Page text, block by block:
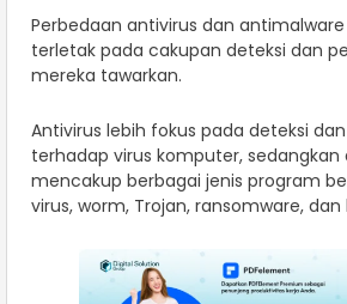
Perbedaan antivirus dan
terletak pada cakupan deteksi dan
mereka tawarkan.
Antivirus lebih fokus pada deteksi
terhadap virus komputer,
mencakup berbagai jenis program
virus, worm, Trojan, ransomware, dan